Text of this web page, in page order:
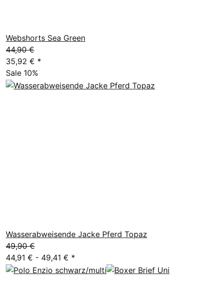
Webshorts Sea Green
44,90 €
35,92 € *
Sale 10%
Wasserabweisende Jacke Pferd Topaz
49,90 €
44,91 € - 49,41 € *